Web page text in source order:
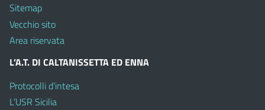
Sitemap
Vecchio sito
Area riservata
L’A.T. DI CALTANISSETTA ED ENNA
Protocolli d’intesa
L’USR Sicilia